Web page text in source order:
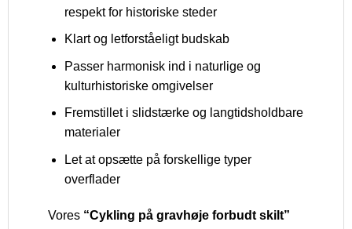
respekt for historiske steder
Klart og letforståeligt budskab
Passer harmonisk ind i naturlige og
kulturhistoriske omgivelser
Fremstillet i slidstærke og langtidsholdbare
materialer
Let at opsætte på forskellige typer
overflader
Vores “Cykling på gravhøje forbudt skilt”